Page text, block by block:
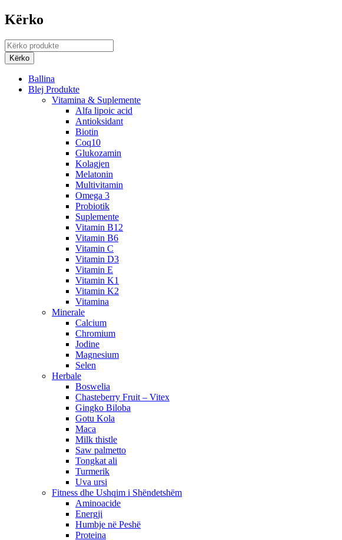
Kërko
Ballina
Blej Produkte
Vitamina & Suplemente
Alfa lipoic acid
Antioksidant
Biotin
Coq10
Glukozamin
Kolagjen
Melatonin
Multivitamin
Omega 3
Probiotik
Suplemente
Vitamin B12
Vitamin B6
Vitamin C
Vitamin D3
Vitamin E
Vitamin K1
Vitamin K2
Vitamina
Minerale
Calcium
Chromium
Jodine
Magnesium
Selen
Herbale
Boswelia
Chasteberry Fruit – Vitex
Gingko Biloba
Gotu Kola
Maca
Milk thistle
Saw palmetto
Tongkat ali
Turmerik
Uva ursi
Fitness dhe Ushqim i Shëndetshëm
Aminoacide
Energji
Humbje në Peshë
Proteina